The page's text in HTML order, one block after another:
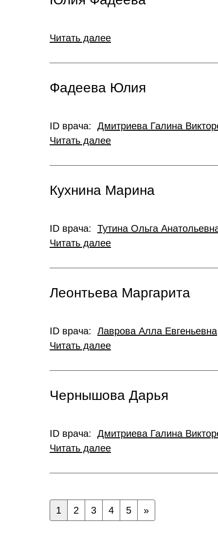
Читать далее
Фадеева Юлия
ID врача: Дмитриева Галина
Читать далее
Кухнина Марина
ID врача: Тутина Ольга
Читать далее
Леонтьева Маргарита
ID врача: Лаврова Алла Евгеньевна
Читать далее
Чернышова Дарья
ID врача: Дмитриева Галина
Читать далее
1 2 3 4 5 »